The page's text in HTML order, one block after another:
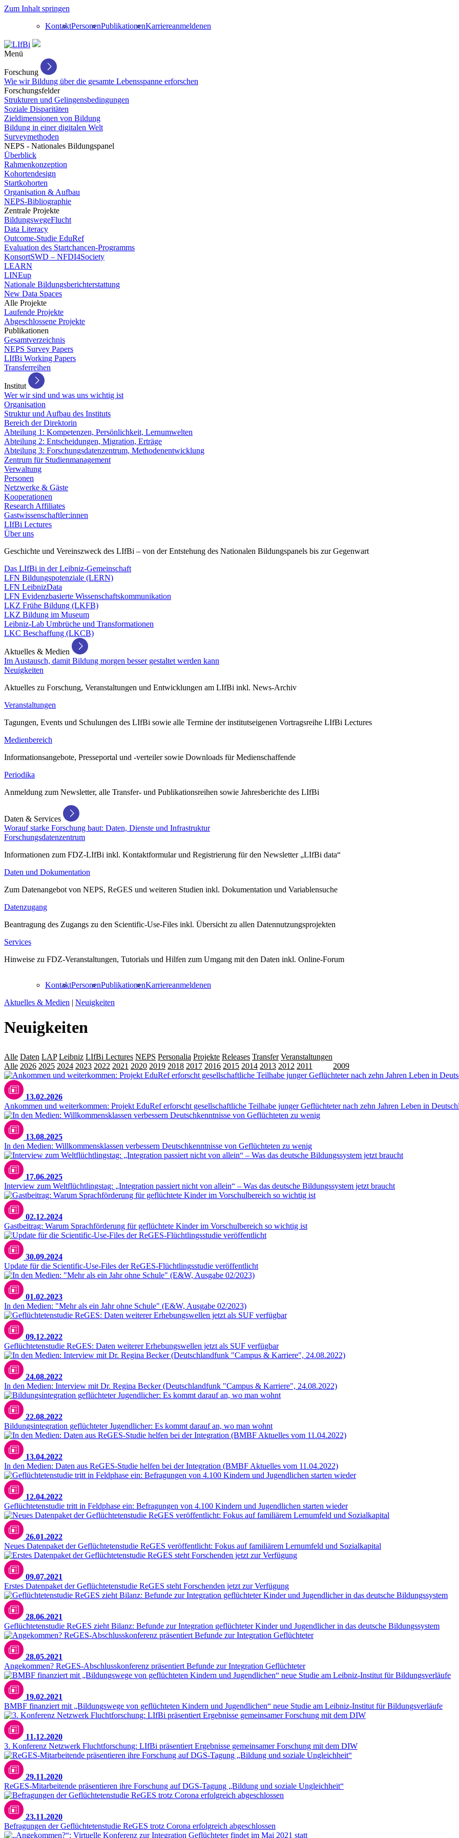
Zum Inhalt springen
KontaktPersonenPublikationenKarriereanmeldenen
Menü
Forschung
Wie wir Bildung über die gesamte Lebensspanne erforschen
Forschungsfelder
Strukturen und Gelingensbedingungen
Soziale Disparitäten
Zieldimensionen von Bildung
Bildung in einer digitalen Welt
Surveymethoden
NEPS - Nationales Bildungspanel
Überblick
Rahmenkonzeption
Kohortendesign
Startkohorten
Organisation & Aufbau
NEPS-Bibliographie
Zentrale Projekte
BildungswegeFlucht
Data Literacy
Outcome-Studie EduRef
Evaluation des Startchancen-Programms
KonsortSWD – NFDI4Society
LEARN
LINEup
Nationale Bildungsberichterstattung
New Data Spaces
Alle Projekte
Laufende Projekte
Abgeschlossene Projekte
Publikationen
Gesamtverzeichnis
NEPS Survey Papers
LIfBi Working Papers
Transferreihen
Institut
Wer wir sind und was uns wichtig ist
Organisation
Struktur und Aufbau des Instituts
Bereich der Direktorin
Abteilung 1: Kompetenzen, Persönlichkeit, Lernumwelten
Abteilung 2: Entscheidungen, Migration, Erträge
Abteilung 3: Forschungsdatenzentrum, Methodenentwicklung
Zentrum für Studienmanagement
Verwaltung
Personen
Netzwerke & Gäste
Kooperationen
Research Affiliates
Gastwissenschaftler:innen
LIfBi Lectures
Über uns
Geschichte und Vereinszweck des LIfBi – von der Entstehung des Nationalen Bildungspanels bis zur Gegenwart
Das LIfBi in der Leibniz-Gemeinschaft
LFN Bildungspotenziale (LERN)
LFN LeibnizData
LFN Evidenzbasierte Wissenschaftskommunikation
LKZ Frühe Bildung (LKFB)
LKZ Bildung im Museum
Leibniz-Lab Umbrüche und Transformationen
LKC Beschaffung (LKCB)
Aktuelles & Medien
Im Austausch, damit Bildung morgen besser gestaltet werden kann
Neuigkeiten
Aktuelles zu Forschung, Veranstaltungen und Entwicklungen am LIfBi inkl. News-Archiv
Veranstaltungen
Tagungen, Events und Schulungen des LIfBi sowie alle Termine der institutseigenen Vortragsreihe LIfBi Lectures
Medienbereich
Informationsangebote, Presseportal und -verteiler sowie Downloads für Medienschaffende
Periodika
Anmeldung zum Newsletter, alle Transfer- und Publikationsreihen sowie Jahresberichte des LIfBi
Daten & Services
Worauf starke Forschung baut: Daten, Dienste und Infrastruktur
Forschungsdatenzentrum
Informationen zum FDZ-LIfBi inkl. Kontaktformular und Registrierung für den Newsletter „LIfBi data“
Daten und Dokumentation
Zum Datenangebot von NEPS, ReGES und weiteren Studien inkl. Dokumentation und Variablensuche
Datenzugang
Beantragung des Zugangs zu den Scientific-Use-Files inkl. Übersicht zu allen Datennutzungsprojekten
Services
Hinweise zu FDZ-Veranstaltungen, Tutorials und Hilfen zum Umgang mit den Daten inkl. Online-Forum
KontaktPersonenPublikationenKarriereanmeldenen
Aktuelles & Medien | Neuigkeiten
Neuigkeiten
Alle Daten LAP Leibniz LIfBi Lectures NEPS Personalia Projekte Releases Transfer Veranstaltungen
Alle 2026 2025 2024 2023 2022 2021 2020 2019 2018 2017 2016 2015 2014 2013 2012 2011 2009
13.02.2026
Ankommen und weiterkommen: Projekt EduRef erforscht gesellschaftliche Teilhabe junger Geflüchteter nach zehn Jahren Leben in
13.08.2025
In den Medien: Willkommensklassen verbessern Deutschkenntnisse von Geflüchteten zu wenig
17.06.2025
Interview zum Weltflüchtlingstag: „Integration passiert nicht von allein“ – Was das deutsche Bildungssystem jetzt braucht
02.12.2024
Gastbeitrag: Warum Sprachförderung für geflüchtete Kinder im Vorschulbereich so wichtig ist
30.09.2024
Update für die Scientific-Use-Files der ReGES-Flüchtlingsstudie veröffentlicht
01.02.2023
In den Medien: "Mehr als ein Jahr ohne Schule" (E&W, Ausgabe 02/2023)
09.12.2022
Geflüchtetenstudie ReGES: Daten weiterer Erhebungswellen jetzt als SUF verfügbar
24.08.2022
In den Medien: Interview mit Dr. Regina Becker (Deutschlandfunk "Campus & Karriere", 24.08.2022)
22.08.2022
Bildungsintegration geflüchteter Jugendlicher: Es kommt darauf an, wo man wohnt
13.04.2022
In den Medien: Daten aus ReGES-Studie helfen bei der Integration (BMBF Aktuelles vom 11.04.2022)
12.04.2022
Geflüchtetenstudie tritt in Feldphase ein: Befragungen von 4.100 Kindern und Jugendlichen starten wieder
26.01.2022
Neues Datenpaket der Geflüchtetenstudie ReGES veröffentlicht: Fokus auf familiärem Lernumfeld und Sozialkapital
09.07.2021
Erstes Datenpaket der Geflüchtetenstudie ReGES steht Forschenden jetzt zur Verfügung
28.06.2021
Geflüchtetenstudie ReGES zieht Bilanz: Befunde zur Integration geflüchteter Kinder und Jugendlicher in das deutsche Bildungssystem
28.05.2021
Angekommen? ReGES-Abschlusskonferenz präsentiert Befunde zur Integration Geflüchteter
19.02.2021
BMBF finanziert mit „Bildungswege von geflüchteten Kindern und Jugendlichen“ neue Studie am Leibniz-Institut für Bildungsverläufe
11.12.2020
3. Konferenz Netzwerk Fluchtforschung: LIfBi präsentiert Ergebnisse gemeinsamer Forschung mit dem DIW
29.11.2020
ReGES-Mitarbeitende präsentieren ihre Forschung auf DGS-Tagung „Bildung und soziale Ungleichheit“
23.11.2020
Befragungen der Geflüchtetenstudie ReGES trotz Corona erfolgreich abgeschlossen